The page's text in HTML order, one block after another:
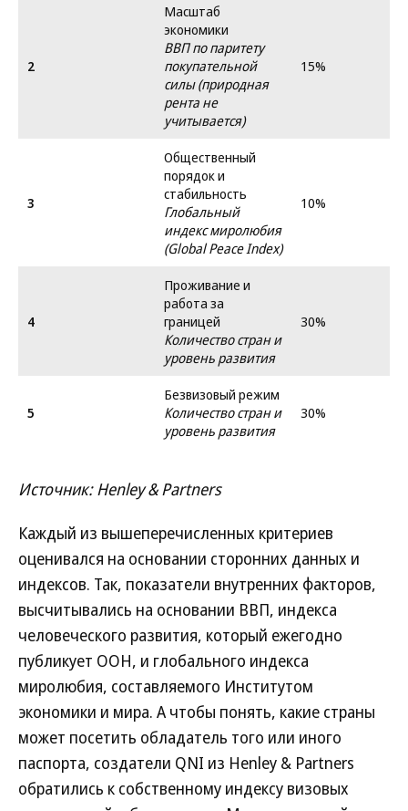
2
Масштаб
экономики
ВВП по паритету
покупательной
силы (природная
рента не
учитывается)
15%
3
Общественный
порядок и
стабильность
Глобальный
индекс миролюбия
(Global Peace Index)
10%
4
Проживание и
работа за
границей
Количество стран и
уровень развития
30%
5
Безвизовый режим
Количество стран и
уровень развития
30%
Источник: Henley & Partners
Каждый из вышеперечисленных критериев
оценивался на основании сторонних данных и
индексов. Так, показатели внутренних факторов,
высчитывались на основании ВВП, индекса
человеческого развития, который ежегодно
публикует ООН, и глобального индекса
миролюбия, составляемого Институтом
экономики и мира. А чтобы понять, какие страны
может посетить обладатель того или иного
паспорта, создатели QNI из Henley & Partners
обратились к собственному индексу визовых